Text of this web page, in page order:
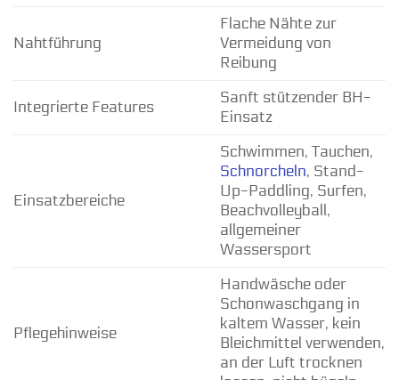
Nahtführung
Flache Nähte zur
Vermeidung von
Reibung
Integrierte Features
Sanft stützender BH-
Einsatz
Einsatzbereiche
Schwimmen, Tauchen,
Schnorcheln, Stand-
Up-Paddling, Surfen,
Beachvolleyball,
allgemeiner
Wassersport
Pflegehinweise
Handwäsche oder
Schonwaschgang in
kaltem Wasser, kein
Bleichmittel verwenden,
an der Luft trocknen